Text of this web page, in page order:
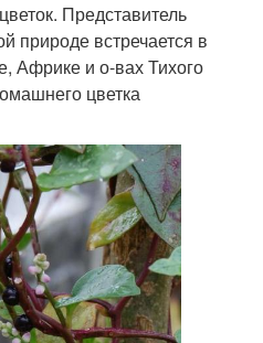
Представитель
природе встречается в
и о-вах Тихого
цветка